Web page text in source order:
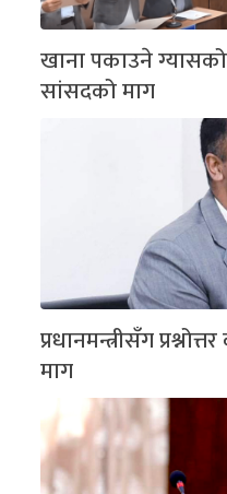
खाना पकाउने
सांसदको माग
प्रधानमन्त्रीसँग
माग